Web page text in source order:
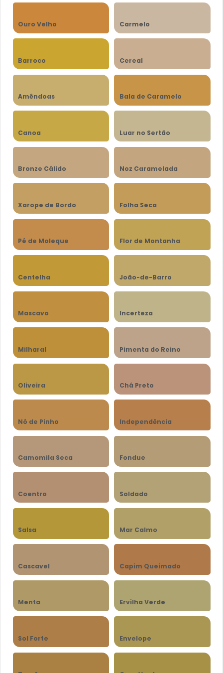
Ouro Velho Carmelo
Barroco Cereal
Amêndoas Bala de Caramelo
Canoa Luar no Sertão
Bronze Cálido Noz Caramelada
Xarope de Bordo Folha Seca
Pé de Moleque Flor de Montanha
Centelha João-de-Barro
Mascavo Incerteza
Milharal Pimenta do Reino
Oliveira Chá Preto
Nó de Pinho Independência
Camomila Seca Fondue
Coentro Soldado
Salsa Mar Calmo
Cascavel Capim Queimado
Menta Ervilha Verde
Sol Forte Envelope